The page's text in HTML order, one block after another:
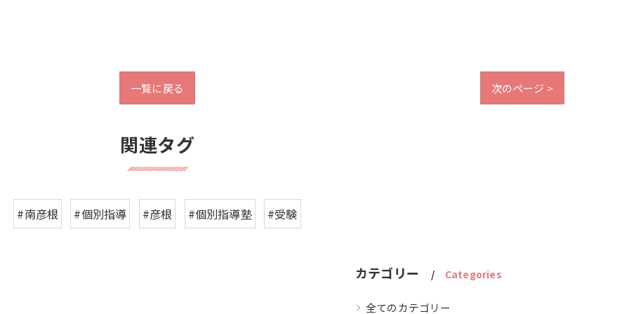
一覧に戻る 次のページ >
関連タグ
#南彦根 #個別指導 #彦根 #個別指導塾 #受験
カテゴリー Categories
全てのカテゴリー